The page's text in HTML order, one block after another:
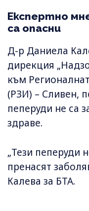
Експертно
са опасни
Д-р Даниела
дирекция
към
(РЗИ) – Сливен,
пеперуди не са
здраве.
„Тези пеперуди
пренасят
Калева за БТА.